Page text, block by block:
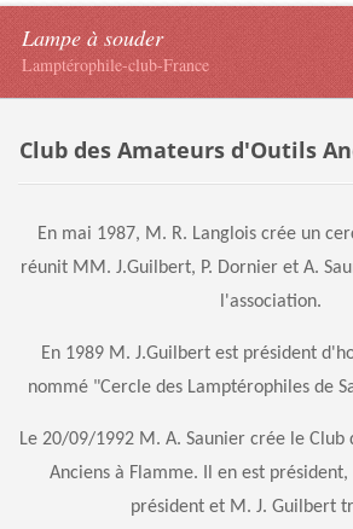
Lampe à souder
Lamptérophile-club-France
Club des Amateurs d'Outils
En mai 1987, M. R. Langlois crée un
réunit MM. J.Guilbert, P. Dornier et A.
l'association.
En 1989 M. J.Guilbert est président
nommé "Cercle des Lamptérophiles de
Le 20/09/1992 M. A. Saunier crée le Club
Anciens à Flamme. Il en est président,
président et M. J. Guilbert